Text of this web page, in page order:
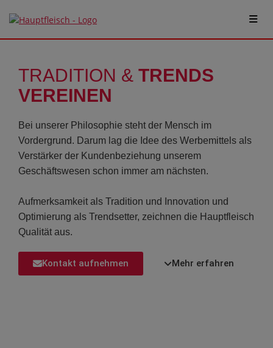
TRADITION & TRENDS
VEREINEN
Bei unserer Philosophie steht der Mensch im
Vordergrund. Darum lag die Idee des Werbemittels als
Verstärker der Kundenbeziehung unserem
Geschäftswesen schon immer am nächsten.
Aufmerksamkeit als Tradition und Innovation und
Optimierung als Trendsetter, zeichnen die Hauptfleisch
Qualität aus.
Kontakt aufnehmen Mehr erfahren